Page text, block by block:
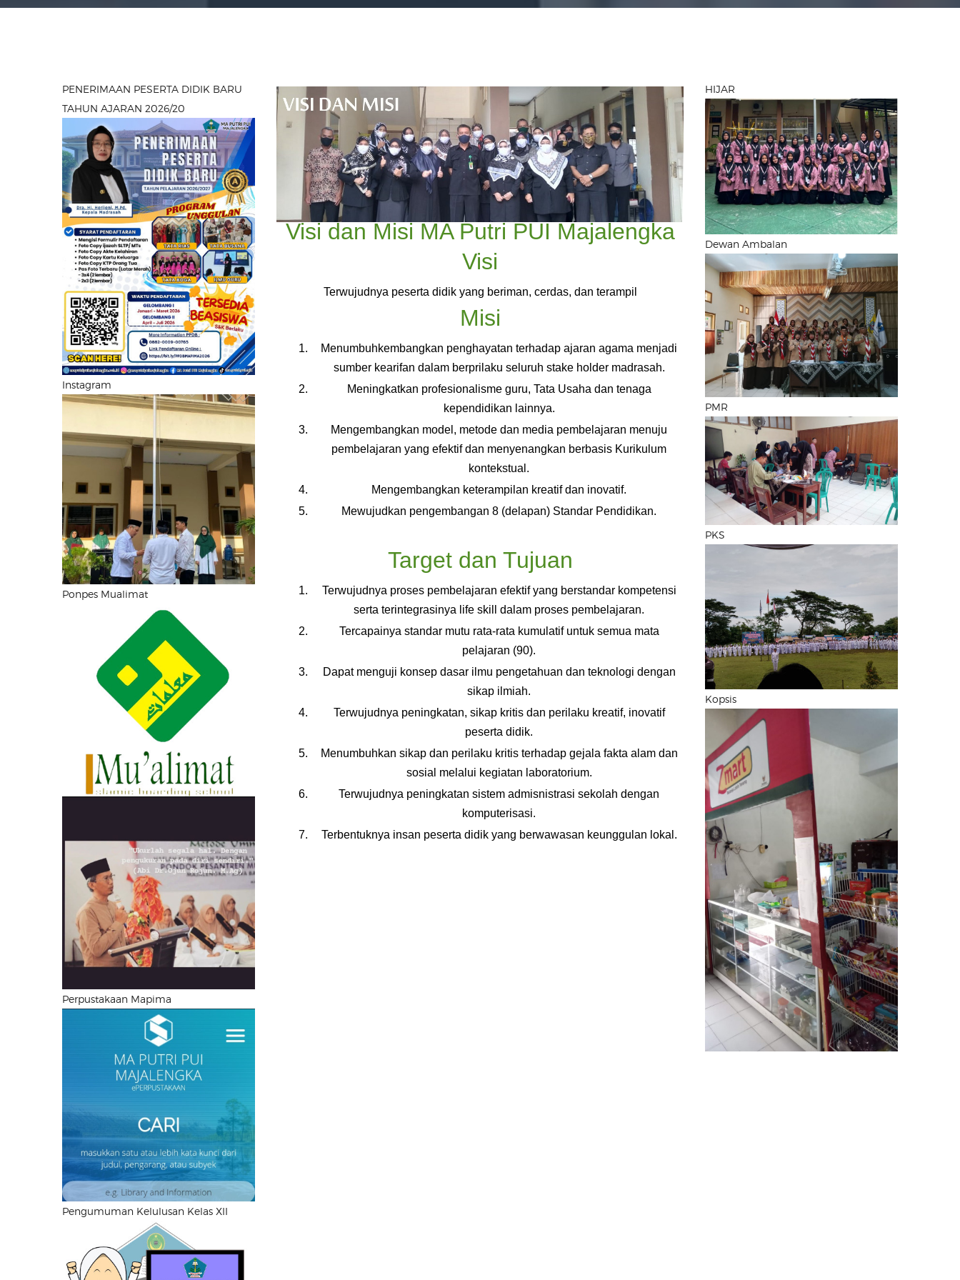
PENERIMAAN PESERTA DIDIK BARU
TAHUN AJARAN 2026/20
Instagram
Ponpes Mualimat
Perpustakaan Mapima
Pengumuman Kelulusan Kelas XII
Visi dan Misi MA Putri PUI Majalengka
Visi
Terwujudnya peserta didik yang beriman, cerdas, dan terampil
Misi
Menumbuhkembangkan penghayatan terhadap ajaran agama menjadi
sumber kearifan dalam berprilaku seluruh stake holder madrasah.
Meningkatkan profesionalisme guru, Tata Usaha dan tenaga
kependidikan lainnya.
Mengembangkan model, metode dan media pembelajaran menuju
pembelajaran yang efektif dan menyenangkan berbasis Kurikulum
kontekstual.
Mengembangkan keterampilan kreatif dan inovatif.
Mewujudkan pengembangan 8 (delapan) Standar Pendidikan.
Target dan Tujuan
Terwujudnya proses pembelajaran efektif yang berstandar kompetensi
serta terintegrasinya life skill dalam proses pembelajaran.
Tercapainya standar mutu rata-rata kumulatif untuk semua mata
pelajaran (90).
Dapat menguji konsep dasar ilmu pengetahuan dan teknologi dengan
sikap ilmiah.
Terwujudnya peningkatan, sikap kritis dan perilaku kreatif, inovatif
peserta didik.
Menumbuhkan sikap dan perilaku kritis terhadap gejala fakta alam dan
sosial melalui kegiatan laboratorium.
Terwujudnya peningkatan sistem admisnistrasi sekolah dengan
komputerisasi.
Terbentuknya insan peserta didik yang berwawasan keunggulan lokal.
HIJAR
Dewan Ambalan
PMR
PKS
Kopsis